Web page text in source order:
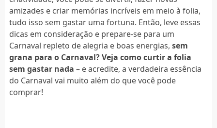
amizades e criar memórias incríveis em meio à folia,
tudo isso sem gastar uma fortuna. Então, leve essas
dicas em consideração e prepare-se para um
Carnaval repleto de alegria e boas energias, sem
grana para o Carnaval? Veja como curtir a folia
sem gastar nada – e acredite, a verdadeira essência
do Carnaval vai muito além do que você pode
comprar!